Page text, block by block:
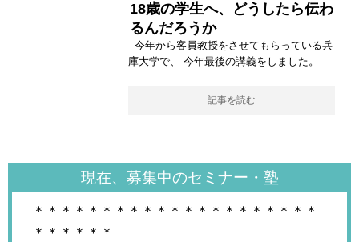
18歳の学生へ、どうしたら伝わ
るんだろうか
今年から客員教授をさせてもらっている兵
庫大学で、 今年最後の講義をしました。
記事を読む
現在、募集中のセミナー・塾
＊＊＊＊＊＊＊＊＊＊＊＊＊＊＊＊＊＊＊＊＊
＊＊＊＊＊＊